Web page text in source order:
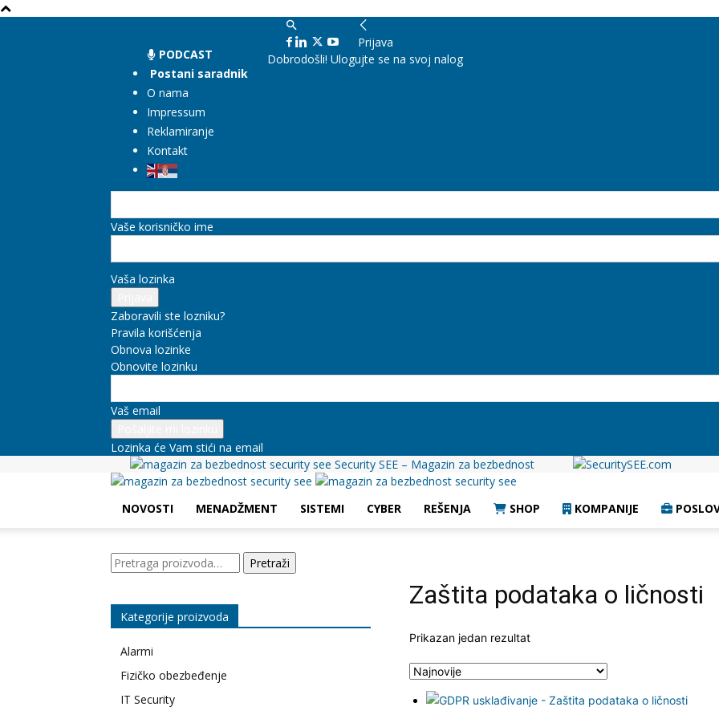
PODCAST
Postani saradnik
O nama
Impressum
Reklamiranje
Kontakt
Prijava
Dobrodošli! Ulogujte se na svoj nalog
Vaše korisničko ime
Vaša lozinka
Zaboravili ste lozniku?
Pravila korišćenja
Obnova lozinke
Obnovite lozinku
Vaš email
Lozinka će Vam stići na email
Security SEE – Magazin za bezbednost
NOVOSTI MENADŽMENT SISTEMI CYBER REŠENJA SHOP KOMPANIJE
Pretraga
za:
Pretraži
Kategorije proizvoda
Alarmi
Fizičko obezbeđenje
IT Security
Zaštita podataka o ličnosti
Prikazan jedan rezultat